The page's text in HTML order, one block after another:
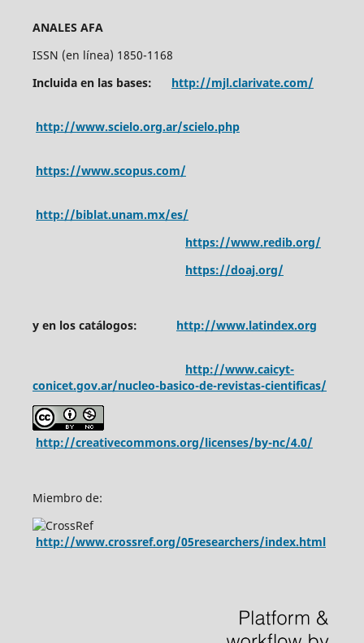
ANALES AFA
ISSN (en línea) 1850-1168
Incluida en las bases: http://mjl.clarivate.com/
http://www.scielo.org.ar/scielo.php
https://www.scopus.com/
http://biblat.unam.mx/es/
https://www.redib.org/
https://doaj.org/
y en los catálogos: http://www.latindex.org
http://www.caicyt-
conicet.gov.ar/nucleo-basico-de-revistas-cientificas/
http://creativecommons.org/licenses/by-nc/4.0/
Miembro de:
http://www.crossref.org/05researchers/index.html